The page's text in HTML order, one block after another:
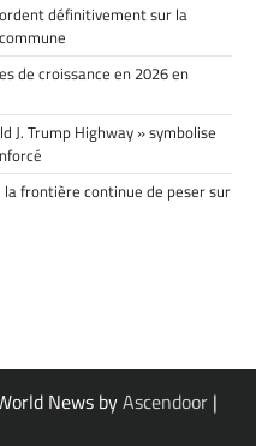
définitivement sur la
de croissance en 2026 en
J. Trump Highway » symbolise
frontière continue de peser sur
News byAscendoor |